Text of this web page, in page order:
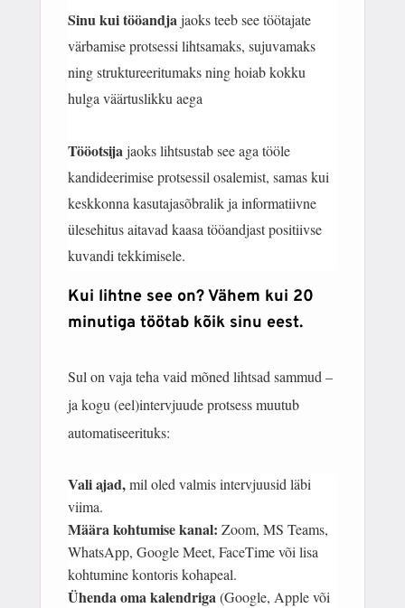
Sinu kui tööandjajaoks teeb see töötajate
värbamise protsessi lihtsamaks, sujuvamaks
ning struktureeritumaks ning hoiab kokku
hulga väärtuslikku aega
Tööotsijajaoks lihtsustab see aga tööle
kandideerimise protsessil osalemist, samas kui
keskkonna kasutajasõbralik ja informatiivne
ülesehitus aitavad kaasa tööandjast positiivse
kuvandi tekkimisele.
Kui lihtne see on? Vähem kui 20
minutiga töötab kõik sinu eest.
Sul on vaja teha vaid mõned lihtsad sammud –
ja kogu (eel)intervjuude protsess muutub
automatiseerituks:
Vali ajad,mil oled valmis intervjuusid läbi
viima.
Määra kohtumise kanal: Zoom, MS Teams,
WhatsApp, Google Meet, FaceTime või lisa
kohtumine kontoris kohapeal.
Ühenda oma kalendriga(Google, Apple või